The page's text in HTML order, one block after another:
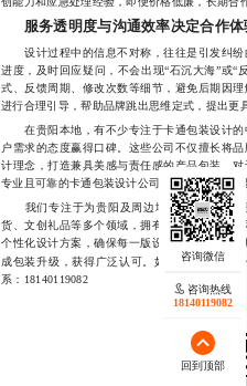
服务透明度与沟通效率决定合作体
设计过程中的信息不对称，往往是引发纠纷
进度，及时回应疑问，不会出现“石沉大海”或“
式、反馈周期、修改次数等细节，避免后期因
进行合理引导，帮助品牌跳出思维定式，提出更
在贵阳本地，有不少专注于卡通包装设计的
户需求的态度赢得口碑。这些公司不仅擅长将
计理念，打造兼具美感与责任感的产品包装。
专业且可靠的卡通包装设计公司，不仅能节省试
我们专注于为贵阳及周边地区的企业提供
货、文创礼品等多个领域，拥有丰富的实战经
个性化设计方案，确保每一版设计都精准传达
成包装升级，获得广泛认可。如果您正在寻找
系：18140119082
咨询热线
18140119082
回到顶部